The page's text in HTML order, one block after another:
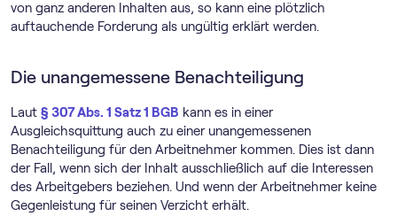
von ganz anderen Inhalten aus, so kann eine plötzlich
auftauchende Forderung als ungültig erklärt werden.
Die unangemessene Benachteiligung
Laut § 307 Abs. 1 Satz 1 BGB kann es in einer
Ausgleichsquittung auch zu einer unangemessenen
Benachteiligung für den Arbeitnehmer kommen. Dies ist dann
der Fall, wenn sich der Inhalt ausschließlich auf die Interessen
des Arbeitgebers beziehen. Und wenn der Arbeitnehmer keine
Gegenleistung für seinen Verzicht erhält.